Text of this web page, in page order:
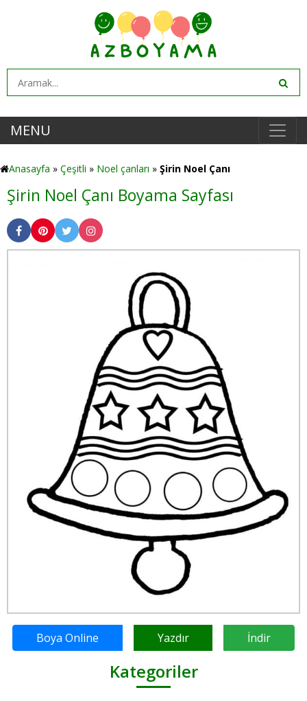
MENU
Anasayfa » Çeşitli » Noel çanları » Şirin Noel Çanı
Şirin Noel Çanı Boyama Sayfası
Boya Online Yazdır İndir
Kategoriler